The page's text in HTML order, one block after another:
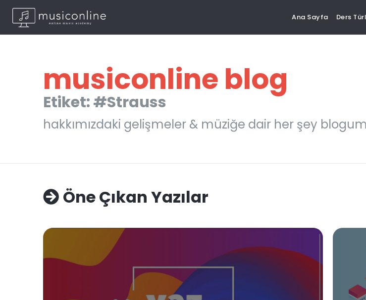
Ana Sayfa Ders
musiconline blog
Etiket: #Strauss
hakkımızdaki gelişmeler & müziğe dair her şey
Öne Çıkan Yazılar